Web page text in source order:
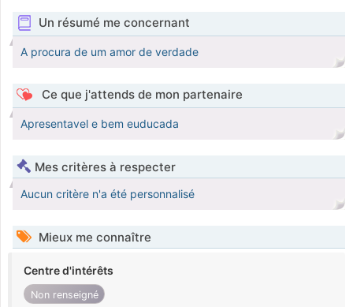
Un résumé me concernant
A procura de um amor de verdade
Ce que j'attends de mon partenaire
Apresentavel e bem euducada
Mes critères à respecter
Aucun critère n'a été personnalisé
Mieux me connaître
Centre d'intérêts
Non renseigné